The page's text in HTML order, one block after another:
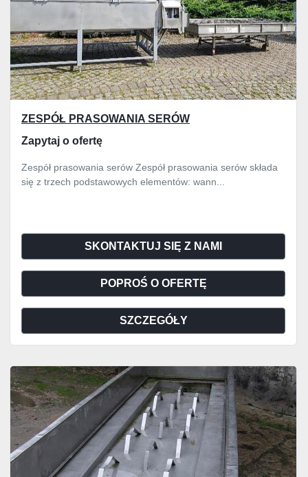
ZESPÓŁ PRASOWANIA SERÓW
Zapytaj o ofertę
Zespół prasowania serów Zespół prasowania serów składa
się z trzech podstawowych elementów: wann...
SKONTAKTUJ SIĘ Z NAMI
POPROŚ O OFERTĘ
SZCZEGÓŁY